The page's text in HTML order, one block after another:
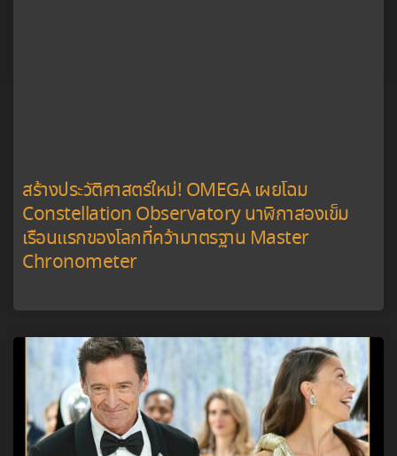
สร้างประวัติศาสตร์ใหม่! OMEGA เผยโฉม
Constellation Observatory นาฬิกาสองเข็ม
เรือนแรกของโลกที่คว้ามาตรฐาน Master
Chronometer